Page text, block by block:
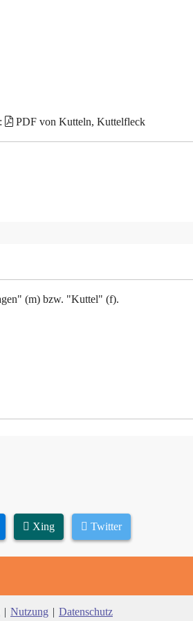
PDF von Kutteln, Kuttelfleck
(m) bzw. "Kuttel" (f).
Xing Twitter
| Nutzung | Datenschutz